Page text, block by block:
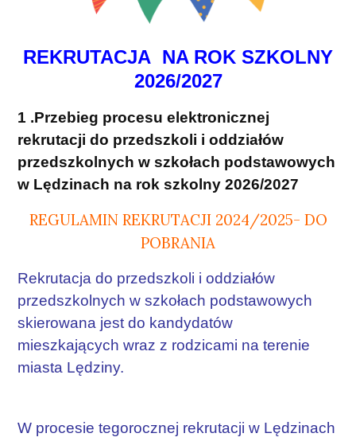
REKRUTACJA NA ROK SZKOLNY
2026/2027
1 .Przebieg procesu elektronicznej
rekrutacji do przedszkoli i oddziałów
przedszkolnych w szkołach podstawowych
w Lędzinach na rok szkolny 2026/2027
REGULAMIN REKRUTACJI 2024/2025- DO
POBRANIA
Rekrutacja do przedszkoli i oddziałów
przedszkolnych w szkołach podstawowych
skierowana jest do kandydatów
mieszkających wraz z rodzicami na terenie
miasta Lędziny.
W procesie tegorocznej rekrutacji w Lędzinach